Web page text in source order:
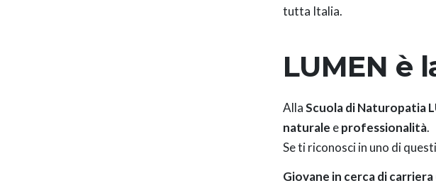
tutta Italia.
LUMEN è
AllaScuola di Naturopatia
naturale eprofessionalità.
Se ti riconosci in uno di
Giovane in cerca di carriera